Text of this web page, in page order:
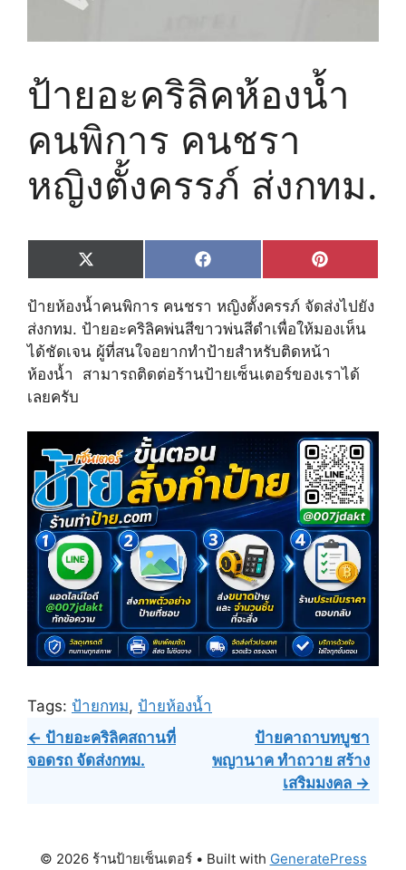
ป้ายอะคริลิคห้องน้ำ
คนพิการ คนชรา ​
หญิงตั้งครรภ์ ส่ง​กทม.
Share
on
X
(
w
i
t
e
Share
on
F
a
e
b
o
o
k
Share
on
P
i
n
t
e
e
s
ป้ายห้องน้ำคนพิการ คนชรา ​หญิงตั้งครรภ์ จัดส่งไปยัง
ส่ง​กทม. ป้ายอะคริลิคพ่นสีขาวพ่นสีดำเพื่อให้มองเห็น
ได้ชัดเจน ผู้ที่สนใจอยากทำป้ายสำหรับติดหน้า
ห้องน้ำ สามารถติดต่อร้านป้ายเซ็นเตอร์ของเราได้
เลยครับ
Tags: ป้ายกทม, ป้ายห้องน้ำ
Post
navigation
← ป้ายอะคริลิคสถานที่
จอดรถ จัดส่ง​กทม.
ป้ายคาถาบทบูชา
พญานาค ทำถวาย สร้าง
เสริมมงคล →
© 2026 ร้านป้ายเซ็นเตอร์• Built with GeneratePress